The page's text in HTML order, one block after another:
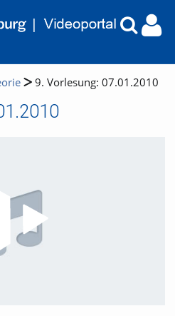
9. Vorlesung: 07.01.2010